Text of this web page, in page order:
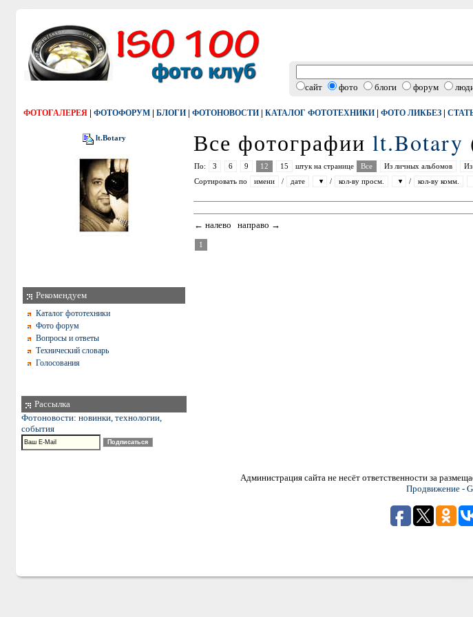
сайт фото блоги форум
ФОТОГАЛЕРЕЯ | ФОТОФОРУМ | БЛОГИ | ФОТОНОВОСТИ | КАТАЛОГ ФОТОТЕХНИКИ | ФОТО ЛИКБЕЗ |
lt.Botary
Рекомендуем
Каталог фототехники
Фото форум
Вопросы и ответы
Технический словарь
Голосования
Рассылка
Фотоновости: новинки, технологии,
события
Все фотографии lt.Botary
По: 3 6 9 12 15 штук на странице Все Из личных альбомов
Сортировать по
имени / дате / кол-ву просм. / кол-ву комм.
← налево направо →
1
Администрация сайта не несёт ответственности за
Продвижение -